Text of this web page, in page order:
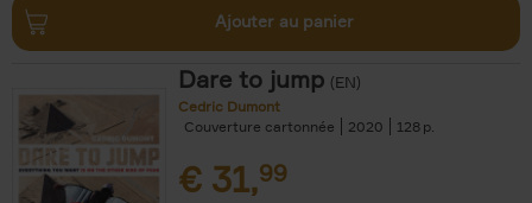
Ajouter au panier
Dare to jump (EN)
Cedric Dumont
Couverture cartonnée
2020 128
€ 31,99